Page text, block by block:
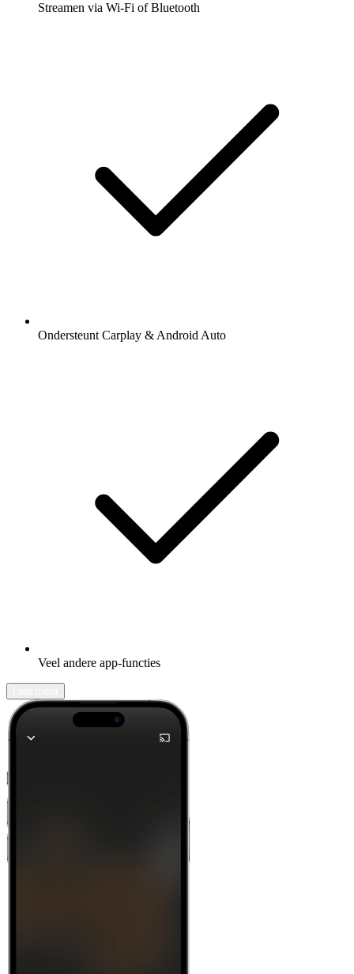
Streamen via Wi-Fi of Bluetooth
Ondersteunt Carplay & Android Auto
Veel andere app-functies